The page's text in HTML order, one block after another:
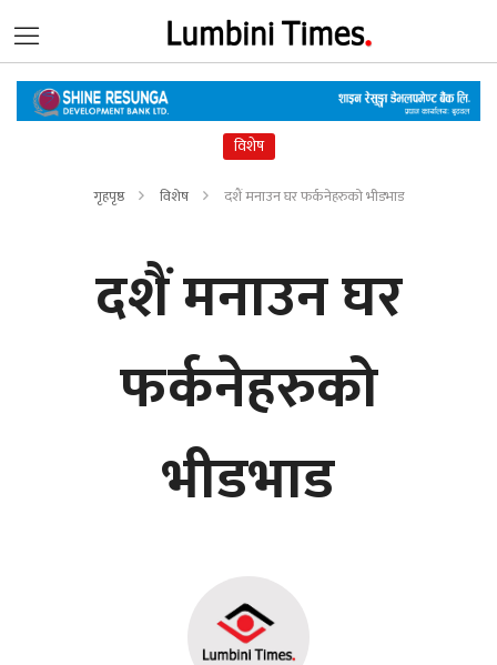
विशेष
गृहपृष्ठ विशेष दशैं मनाउन घर फर्कनेहरुको भीडभाड
दशैं मनाउन घर
फर्कनेहरुको
भीडभाड